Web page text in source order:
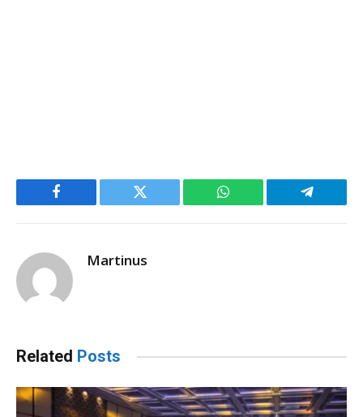
Facebook Twitter WhatsApp Telegram
Martinus
Related Posts